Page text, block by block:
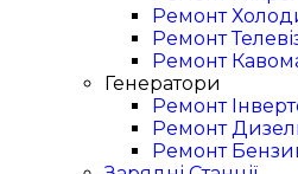
Ремонт
Ремонт
Ремонт
Генератори
Ремонт
Ремонт
Ремонт